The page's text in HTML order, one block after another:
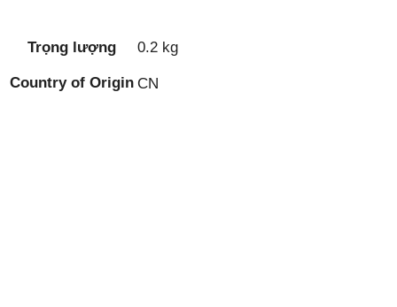
Trọng lượng 0.2 kg
Country of Origin CN